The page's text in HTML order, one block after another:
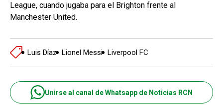
League, cuando jugaba para el Brighton frente al
Manchester United.
Luis Díaz Lionel Messi Liverpool FC
Unirse al canal de Whatsapp de Noticias RCN